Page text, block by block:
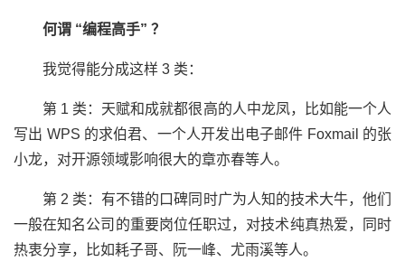
何谓 “编程高手” ？
我觉得能分成这样 3 类：
第 1 类：天赋和成就都很高的人中龙凤，比如能一个人
写出 WPS 的求伯君、一个人开发出电子邮件 Foxmail 的张
小龙，对开源领域影响很大的章亦春等人。
第 2 类：有不错的口碑同时广为人知的技术大牛，他们
一般在知名公司的重要岗位任职过，对技术纯真热爱，同时
热衷分享，比如耗子哥、阮一峰、尤雨溪等人。